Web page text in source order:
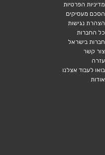
מדיניות הפרטיות
הסכם מעסיקים
הצהרת נגישות
כל החברות
חברות בישראל
צור קשר
עזרה
בואו לעבוד אצלנו
אודות